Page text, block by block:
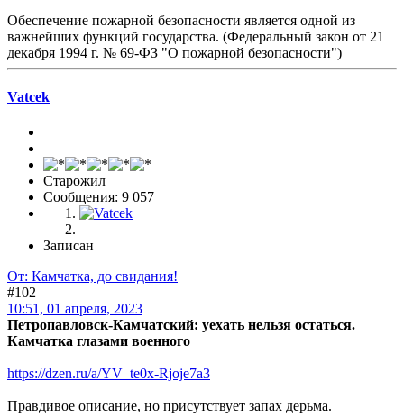
Обеспечение пожарной безопасности является одной из
важнейших функций государства. (Федеральный закон от 21
декабря 1994 г. № 69-ФЗ "О пожарной безопасности")
Vatcek
Старожил
Сообщения: 9 057
Записан
От: Камчатка, до свидания!
#102
10:51, 01 апреля, 2023
Петропавловск-Камчатский: уехать нельзя остаться.
Камчатка глазами военного
https://dzen.ru/a/YV_te0x-Rjoje7a3
Правдивое описание, но присутствует запах дерьма.